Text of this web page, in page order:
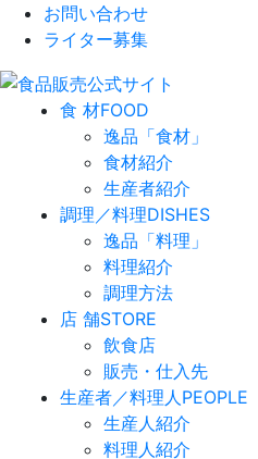
お問い合わせ
ライター募集
食 材FOOD
逸品「食材」
食材紹介
生産者紹介
調理／料理DISHES
逸品「料理」
料理紹介
調理方法
店 舗STORE
飲食店
販売・仕入先
生産者／料理人PEOPLE
生産人紹介
料理人紹介